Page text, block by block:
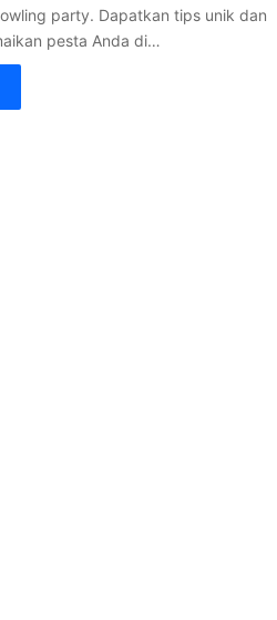
party. Dapatkan tips unik dan
pesta Anda di…